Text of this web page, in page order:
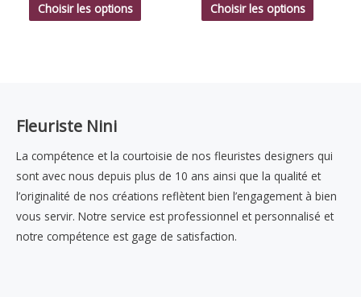
Choisir les options Choisir les options
Fleuriste Nini
La compétence et la courtoisie de nos fleuristes designers qui
sont avec nous depuis plus de 10 ans ainsi que la qualité et
l’originalité de nos créations reflètent bien l’engagement à bien
vous servir. Notre service est professionnel et personnalisé et
notre compétence est gage de satisfaction.